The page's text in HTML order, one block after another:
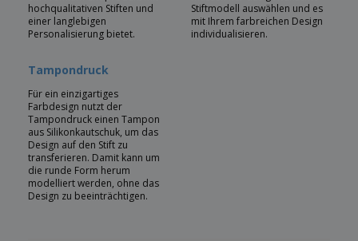
hochqualitativen Stiften und
einer langlebigen
Personalisierung bietet.
Stiftmodell auswählen und es
mit Ihrem farbreichen Design
individualisieren.
Tampondruck
Für ein einzigartiges
Farbdesign nutzt der
Tampondruck einen Tampon
aus Silikonkautschuk, um das
Design auf den Stift zu
transferieren. Damit kann um
die runde Form herum
modelliert werden, ohne das
Design zu beeinträchtigen.